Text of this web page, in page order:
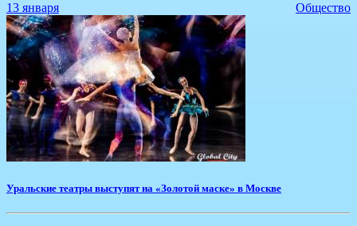
13 января Общество
​Уральские театры выступят на «Золотой маске» в Москве